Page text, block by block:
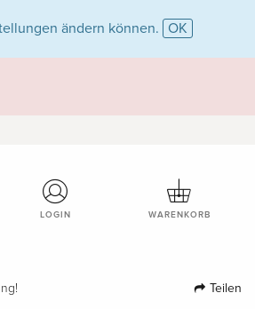
ändern können. OK
LOGIN WARENKORB
Teilen